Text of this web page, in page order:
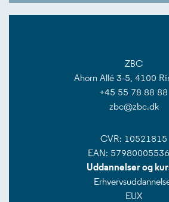
ZBC
Ahorn Allé 3-5, 4100
+45 55 78 88 88
zbc@zbc.dk
CVR: 10521815
EAN:
Uddannelser og
EUX